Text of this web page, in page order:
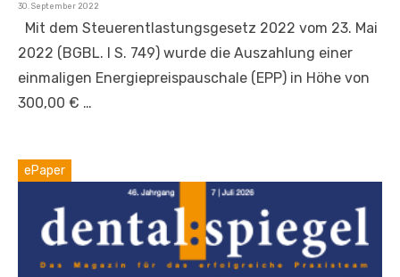
Veröffentlicht
30. September 2022
Mit dem Steuerentlastungsgesetz 2022 vom 23. Mai
2022 (BGBL. I S. 749) wurde die Auszahlung einer
einmaligen Energiepreispauschale (EPP) in Höhe von
300,00 € …
ePaper